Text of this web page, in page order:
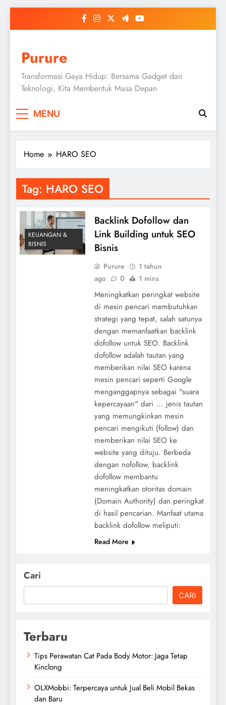
Purure
Transformasi Gaya Hidup: Bersama Gadget dan
Teknologi, Kita Membentuk Masa Depan
MENU
Home HARO SEO
Tag: HARO SEO
KEUANGAN &
BISNIS
Backlink Dofollow dan
Link Building untuk SEO
Bisnis
Purure
1 tahun
ago
0 1 mins
Meningkatkan peringkat website
di mesin pencari membutuhkan
strategi yang tepat, salah satunya
dengan memanfaatkan backlink
dofollow untuk SEO. Backlink
dofollow adalah tautan yang
memberikan nilai SEO karena
mesin pencari seperti Google
menganggapnya sebagai "suara
kepercayaan" dari ... jenis tautan
yang memungkinkan mesin
pencari mengikuti (follow) dan
memberikan nilai SEO ke
website yang dituju. Berbeda
dengan nofollow, backlink
dofollow membantu
meningkatkan otoritas domain
(Domain Authority) dan peringkat
di hasil pencarian. Manfaat utama
backlink dofollow meliputi:
Read More
Cari
CARI
Terbaru
Tips Perawatan Cat Pada Body Motor: Jaga Tetap
Kinclong
OLXMobbi: Terpercaya untuk Jual Beli Mobil Bekas
dan Baru